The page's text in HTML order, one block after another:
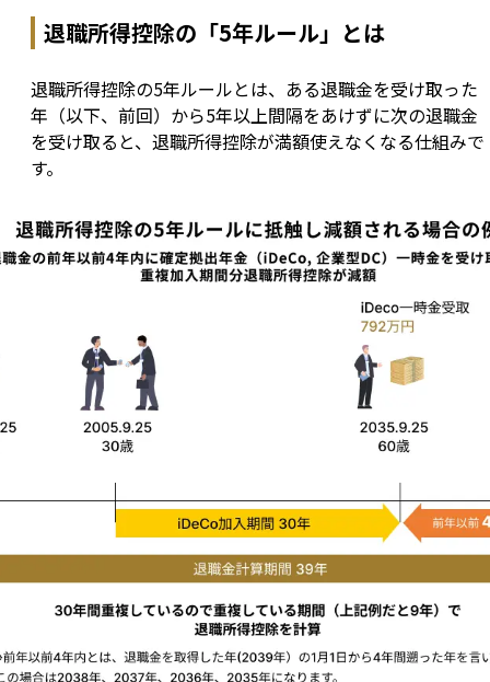
退職所得控除の「5年ルール」とは
退職所得控除の5年ルールとは、ある退職金を受け取った
年（以下、前回）から5年以上間隔をあけずに次の退職金
を受け取ると、退職所得控除が満額使えなくなる仕組みで
す。